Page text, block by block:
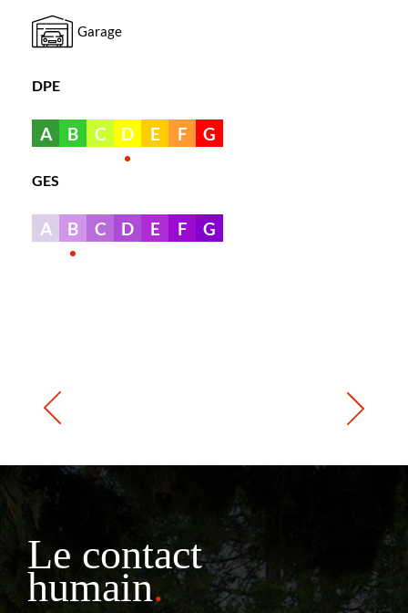
Garage
DPE
A B C D E F G
GES
A B C D E F G
Le contact
humain.